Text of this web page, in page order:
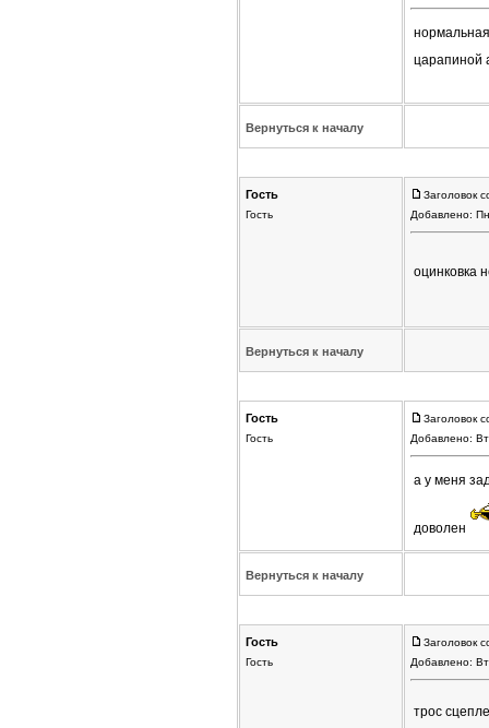
царапиной
Вернуться к началу
Гость
Гость
Заголовок
Добавлено:
оцинковка
Вернуться к началу
Гость
Гость
Заголовок
Добавлено:
а у меня
доволен
Вернуться к началу
Гость
Гость
Заголовок
Добавлено:
трос